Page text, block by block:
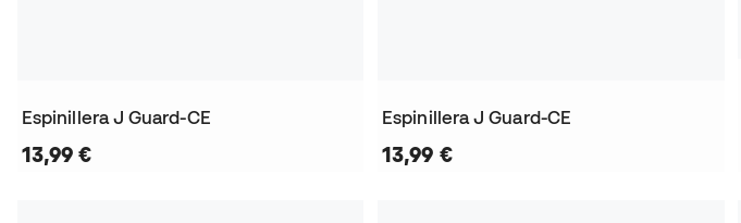
Espinillera J Guard-CE
13,99 €
Espinillera J Guard-CE
13,99 €